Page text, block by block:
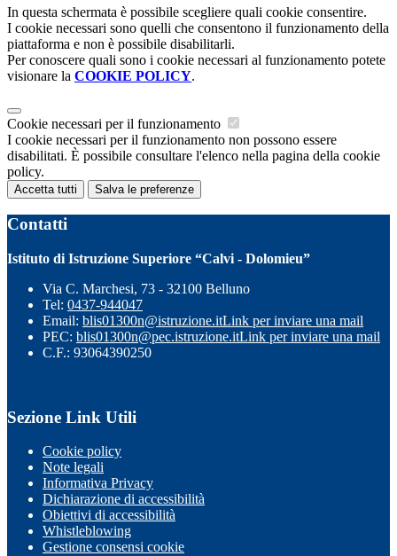
In questa schermata è possibile scegliere quali cookie consentire.
I cookie necessari sono quelli che consentono il funzionamento della
piattaforma e non è possibile disabilitarli.
Per conoscere quali sono i cookie necessari al funzionamento potete
visionare la COOKIE POLICY.
Cookie necessari per il funzionamento
I cookie necessari per il funzionamento non possono essere
disabilitati. È possibile consultare l'elenco nella pagina della cookie
policy.
Accetta tutti Salva le preferenze
Contatti
Istituto di Istruzione Superiore “Calvi - Dolomieu”
Via C. Marchesi, 73 - 32100 Belluno
Tel: 0437-944047
Email: blis01300n@istruzione.itLink per inviare una mail
PEC: blis01300n@pec.istruzione.itLink per inviare una mail
C.F.: 93064390250
Sezione Link Utili
Cookie policy
Note legali
Informativa Privacy
Dichiarazione di accessibilità
Obiettivi di accessibilità
Whistleblowing
Gestione consensi cookie